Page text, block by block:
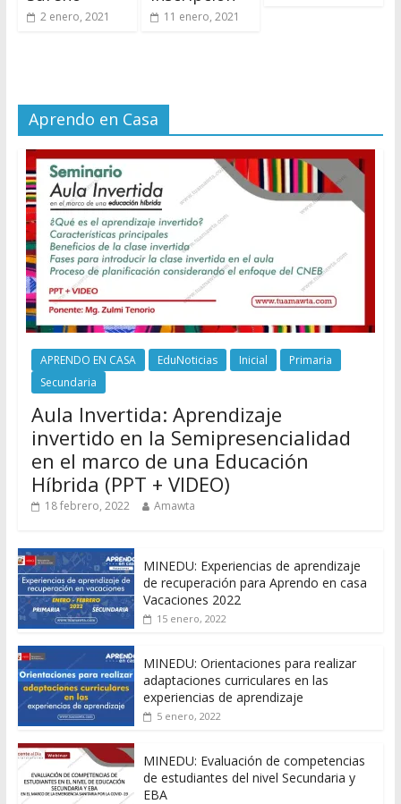
2 enero, 2021 11 enero, 2021
Aprendo en Casa
APRENDO EN CASA EduNoticias Inicial
Primaria
Secundaria
Aula Invertida: Aprendizaje
invertido en la Semipresencialidad
en el marco de una Educación
Híbrida (PPT + VIDEO)
18 febrero, 2022 Amawta
MINEDU: Experiencias de aprendizaje
de recuperación para Aprendo en casa
Vacaciones 2022
15 enero, 2022
MINEDU: Orientaciones para realizar
adaptaciones curriculares en las
experiencias de aprendizaje
5 enero, 2022
MINEDU: Evaluación de competencias
de estudiantes del nivel Secundaria y
EBA